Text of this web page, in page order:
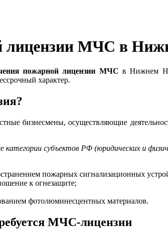
лицензии МЧС в
пожарной лицензии МЧС в Нижнем
характер.
бизнесмены, осуществляющие
субъектов РФ (юридических и
пожарных сигнализационных
к огнезащите;
фотолюминесцентных материалов.
МЧС-лицензии